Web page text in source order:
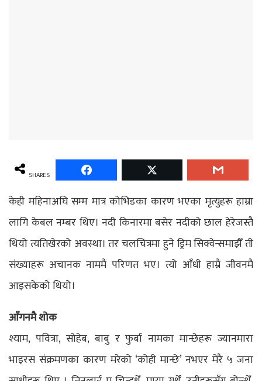
SHARES
केही महिनाअघि सम्म मात्र कोभिडका कारण भएका मृत्युहरू हाम्रा
लागि केबल नम्बर थिए। नदी किनारमा बसेर नदीको छाल हेरेजस्तै
थियो त्यतिखेरको अवस्था। तर चलचित्रमा हुने ड्रिम सिक्वेन्समाझैँ ती
संख्याहरू अचानक नाममै परिणत भए। त्यो आँधी हाम्रै जीवनमै
आइसकेको थियो।
आँगनमै शोक
श्याम, पवित्रा, सोहेब, बाबु र फुर्बा नामका मान्छेहरू ज्यानमारा
भाइरस संक्रमणका कारण मरेको ‘कोही मान्छे’ नभएर मेरै ५ जना